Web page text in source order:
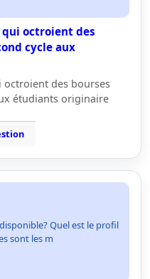
octroient des
cycle aux
des bourses
étudiants originaire
Quel est le profil
sont les m